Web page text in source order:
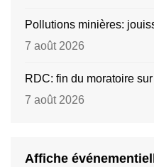
Pollutions minières:
7 août 2026
RDC: fin du moratoire
7 août 2026
Affiche